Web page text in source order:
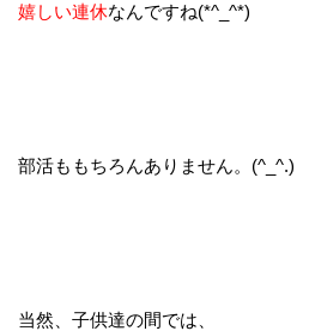
嬉しい連休なんですね(*^_^*)
部活ももちろんありません。(^_^.)
当然、子供達の間では、